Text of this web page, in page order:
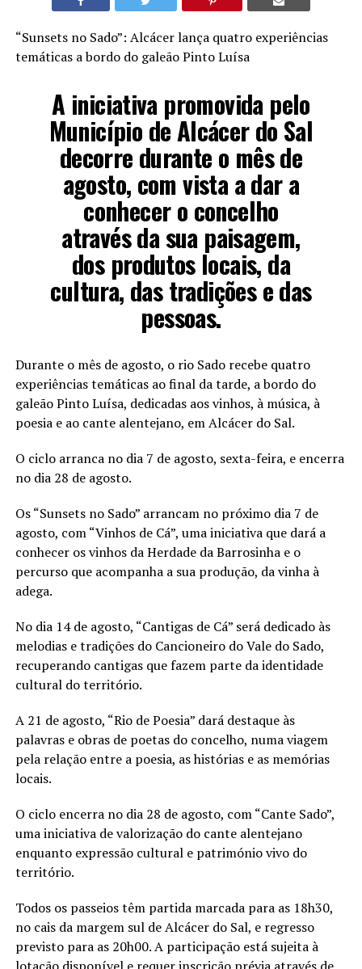
“Sunsets no Sado”: Alcácer lança quatro experiências
temáticas a bordo do galeão Pinto Luísa
A iniciativa promovida pelo
Município de Alcácer do Sal
decorre durante o mês de
agosto, com vista a dar a
conhecer o concelho
através da sua paisagem,
dos produtos locais, da
cultura, das tradições e das
pessoas.
Durante o mês de agosto, o rio Sado recebe quatro
experiências temáticas ao final da tarde, a bordo do
galeão Pinto Luísa, dedicadas aos vinhos, à música, à
poesia e ao cante alentejano, em Alcácer do Sal.
O ciclo arranca no dia 7 de agosto, sexta-feira, e encerra
no dia 28 de agosto.
Os “Sunsets no Sado” arrancam no próximo dia 7 de
agosto, com “Vinhos de Cá”, uma iniciativa que dará a
conhecer os vinhos da Herdade da Barrosinha e o
percurso que acompanha a sua produção, da vinha à
adega.
No dia 14 de agosto, “Cantigas de Cá” será dedicado às
melodias e tradições do Cancioneiro do Vale do Sado,
recuperando cantigas que fazem parte da identidade
cultural do território.
A 21 de agosto, “Rio de Poesia” dará destaque às
palavras e obras de poetas do concelho, numa viagem
pela relação entre a poesia, as histórias e as memórias
locais.
O ciclo encerra no dia 28 de agosto, com “Cante Sado”,
uma iniciativa de valorização do cante alentejano
enquanto expressão cultural e património vivo do
território.
Todos os passeios têm partida marcada para as 18h30,
no cais da margem sul de Alcácer do Sal, e regresso
previsto para as 20h00. A participação está sujeita à